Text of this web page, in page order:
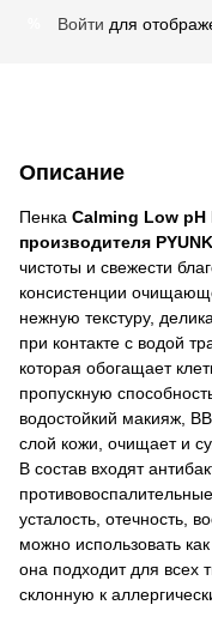
Войти для
Описание
Пенка Calming Low pH
производителя
чистоты и свежести
консистенции
нежную текстуру,
при контакте с водой
которая обогащает
пропускную
водостойкий макияж,
слой кожи, очищает и
В состав входят
усталость, отечность,
можно использовать
она подходит для всех
склонную к